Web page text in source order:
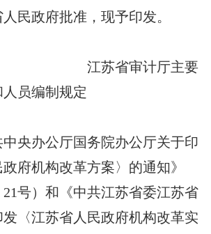
民政府批准，现予印发。
审计厅主要
员编制规定
办公厅国务院办公厅关于印
府机构改革方案〉的通知》
21号）和《中共江苏省委江苏省
发〈江苏省人民政府机构改革实